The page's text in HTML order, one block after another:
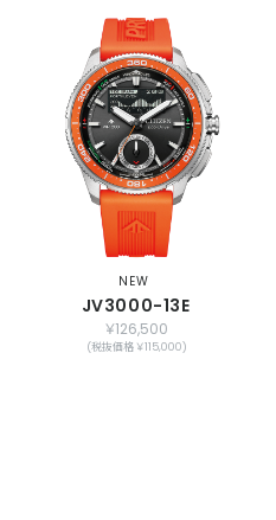
NEW
JV3000-13E
￥126,500
(税抜価格 ￥115,000)